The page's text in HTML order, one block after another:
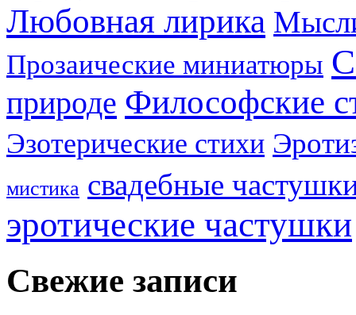
Любовная лирика
Прозаические миниатюры
природе Философские
Эзотерические стихи
мистика свадебные
эротические частушки
Свежие записи